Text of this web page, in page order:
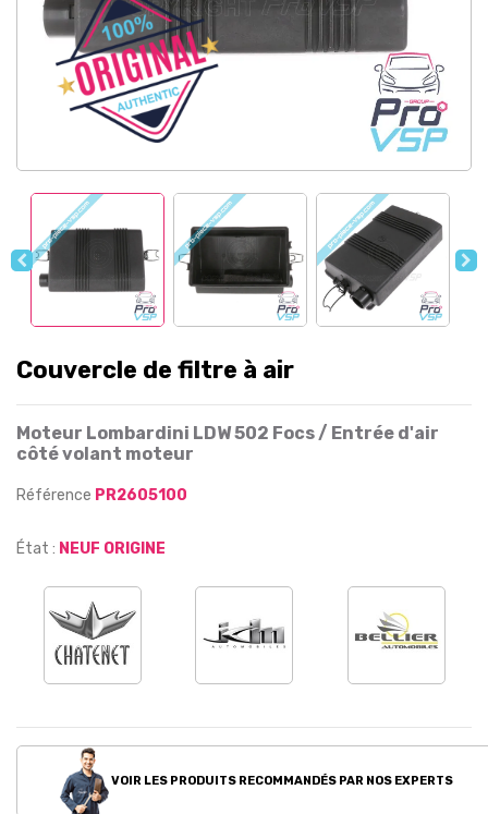
Couvercle de filtre à air
Moteur Lombardini LDW 502 Focs / Entrée d'air
côté volant moteur
Référence PR2605100
État : NEUF ORIGINE
VOIR LES PRODUITS RECOMMANDÉS PAR NOS EXPERTS